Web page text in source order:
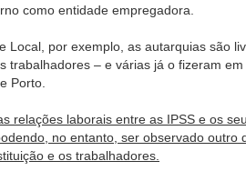
como entidade empregadora.
Local, por exemplo, as autarquias são
trabalhadores – e várias já o fizeram
Porto.
relações laborais entre as IPSS e os
no entanto, ser observado outro
e os trabalhadores.